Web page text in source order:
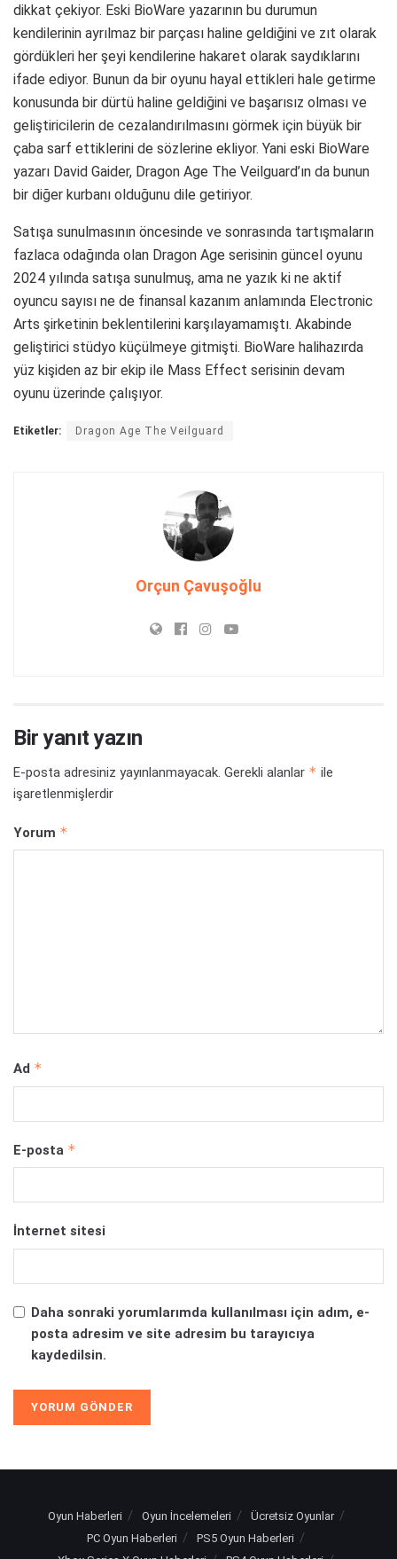
dikkat çekiyor. Eski BioWare yazarının bu durumun
kendilerinin ayrılmaz bir parçası haline geldiğini ve zıt olarak
gördükleri her şeyi kendilerine hakaret olarak saydıklarını
ifade ediyor. Bunun da bir oyunu hayal ettikleri hale getirme
konusunda bir dürtü haline geldiğini ve başarısız olması ve
geliştiricilerin de cezalandırılmasını görmek için büyük bir
çaba sarf ettiklerini de sözlerine ekliyor. Yani eski BioWare
yazarı David Gaider, Dragon Age The Veilguard’ın da bunun
bir diğer kurbanı olduğunu dile getiriyor.
Satışa sunulmasının öncesinde ve sonrasında tartışmaların
fazlaca odağında olan Dragon Age serisinin güncel oyunu
2024 yılında satışa sunulmuş, ama ne yazık ki ne aktif
oyuncu sayısı ne de finansal kazanım anlamında Electronic
Arts şirketinin beklentilerini karşılayamamıştı. Akabinde
geliştirici stüdyo küçülmeye gitmişti. BioWare halihazırda
yüz kişiden az bir ekip ile Mass Effect serisinin devam
oyunu üzerinde çalışıyor.
Etiketler: Dragon Age The Veilguard
Orçun Çavuşoğlu
Bir yanıt yazın
E-posta adresiniz yayınlanmayacak. Gerekli alanlar * ile
işaretlenmişlerdir
Yorum *
Ad *
E-posta *
İnternet sitesi
Daha sonraki yorumlarımda kullanılması için adım, e-
posta adresim ve site adresim bu tarayıcıya
kaydedilsin.
Oyun Haberleri Oyun İncelemeleri
Ücretsiz Oyunlar
PC Oyun Haberleri
PS5 Oyun Haberleri